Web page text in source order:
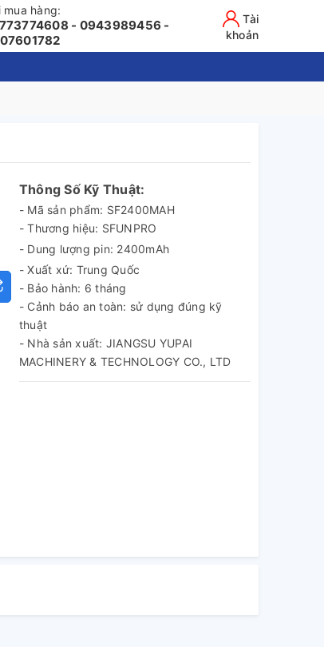
mua hàng:
- 0943989456 -
Tài
khoản
Thông Số Kỹ Thuật:
- Mã sản phẩm: SF2400MAH
- Thương hiệu: SFUNPRO
- Dung lượng pin: 2400mAh
- Xuất xứ: Trung Quốc
- Bảo hành: 6 tháng
- Cảnh báo an toàn: sử dụng đúng kỹ
thuật
- Nhà sản xuất: JIANGSU YUPAI
MACHINERY & TECHNOLOGY CO., LTD